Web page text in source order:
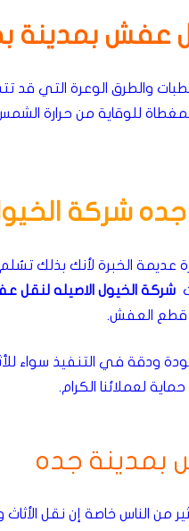
عفش بمدينة
والطرق الوعرة التي
للوقاية من حرارة
شركة
الخبرة لأنك بذلك تسُلم
شركة الخيول الاصيله لنقل
قطع العفش.
ودقة في التنفيذ سواء
لعملائنا الكرام.
بمدينة جده
من الناس خاصة إن نقل